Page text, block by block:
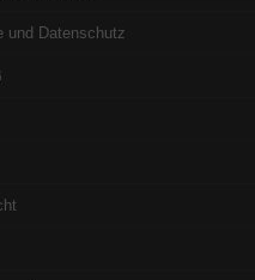
und Datenschutz